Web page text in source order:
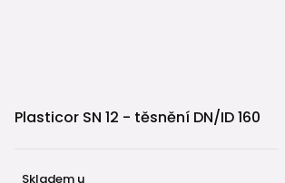
Plasticor SN 12 - těsnění DN/ID 160
Skladem u